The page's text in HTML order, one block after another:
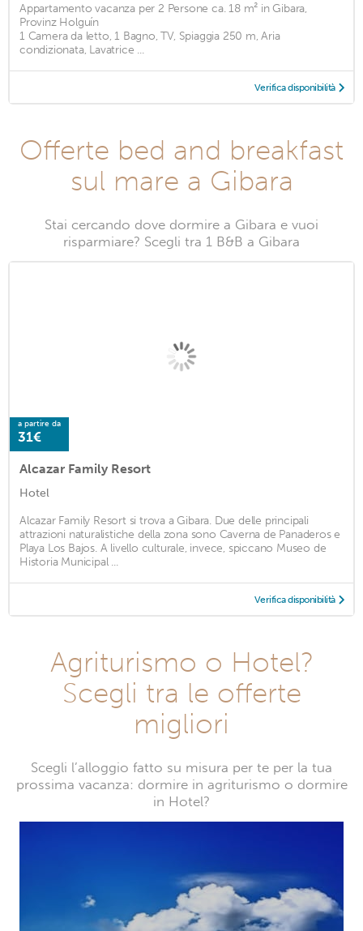
Appartamento vacanza per 2 Persone ca. 18 m² in Gibara,
Provinz Holguín
1 Camera da letto, 1 Bagno, TV, Spiaggia 250 m, Aria
condizionata, Lavatrice ...
Verifica disponibilità
Offerte bed and breakfast
sul mare a Gibara
Stai cercando dove dormire a Gibara e vuoi
risparmiare? Scegli tra 1 B&B a Gibara
a partire da
31€
Alcazar Family Resort
Hotel
Alcazar Family Resort si trova a Gibara. Due delle principali
attrazioni naturalistiche della zona sono Caverna de Panaderos e
Playa Los Bajos. A livello culturale, invece, spiccano Museo de
Historia Municipal ...
Verifica disponibilità
Agriturismo o Hotel?
Scegli tra le offerte
migliori
Scegli l’alloggio fatto su misura per te per la tua
prossima vacanza: dormire in agriturismo o dormire
in Hotel?